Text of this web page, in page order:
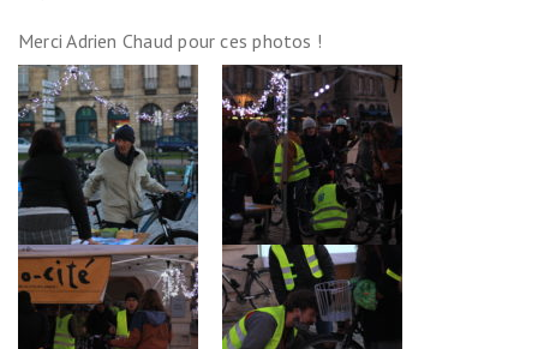
Merci Adrien Chaud pour ces photos !